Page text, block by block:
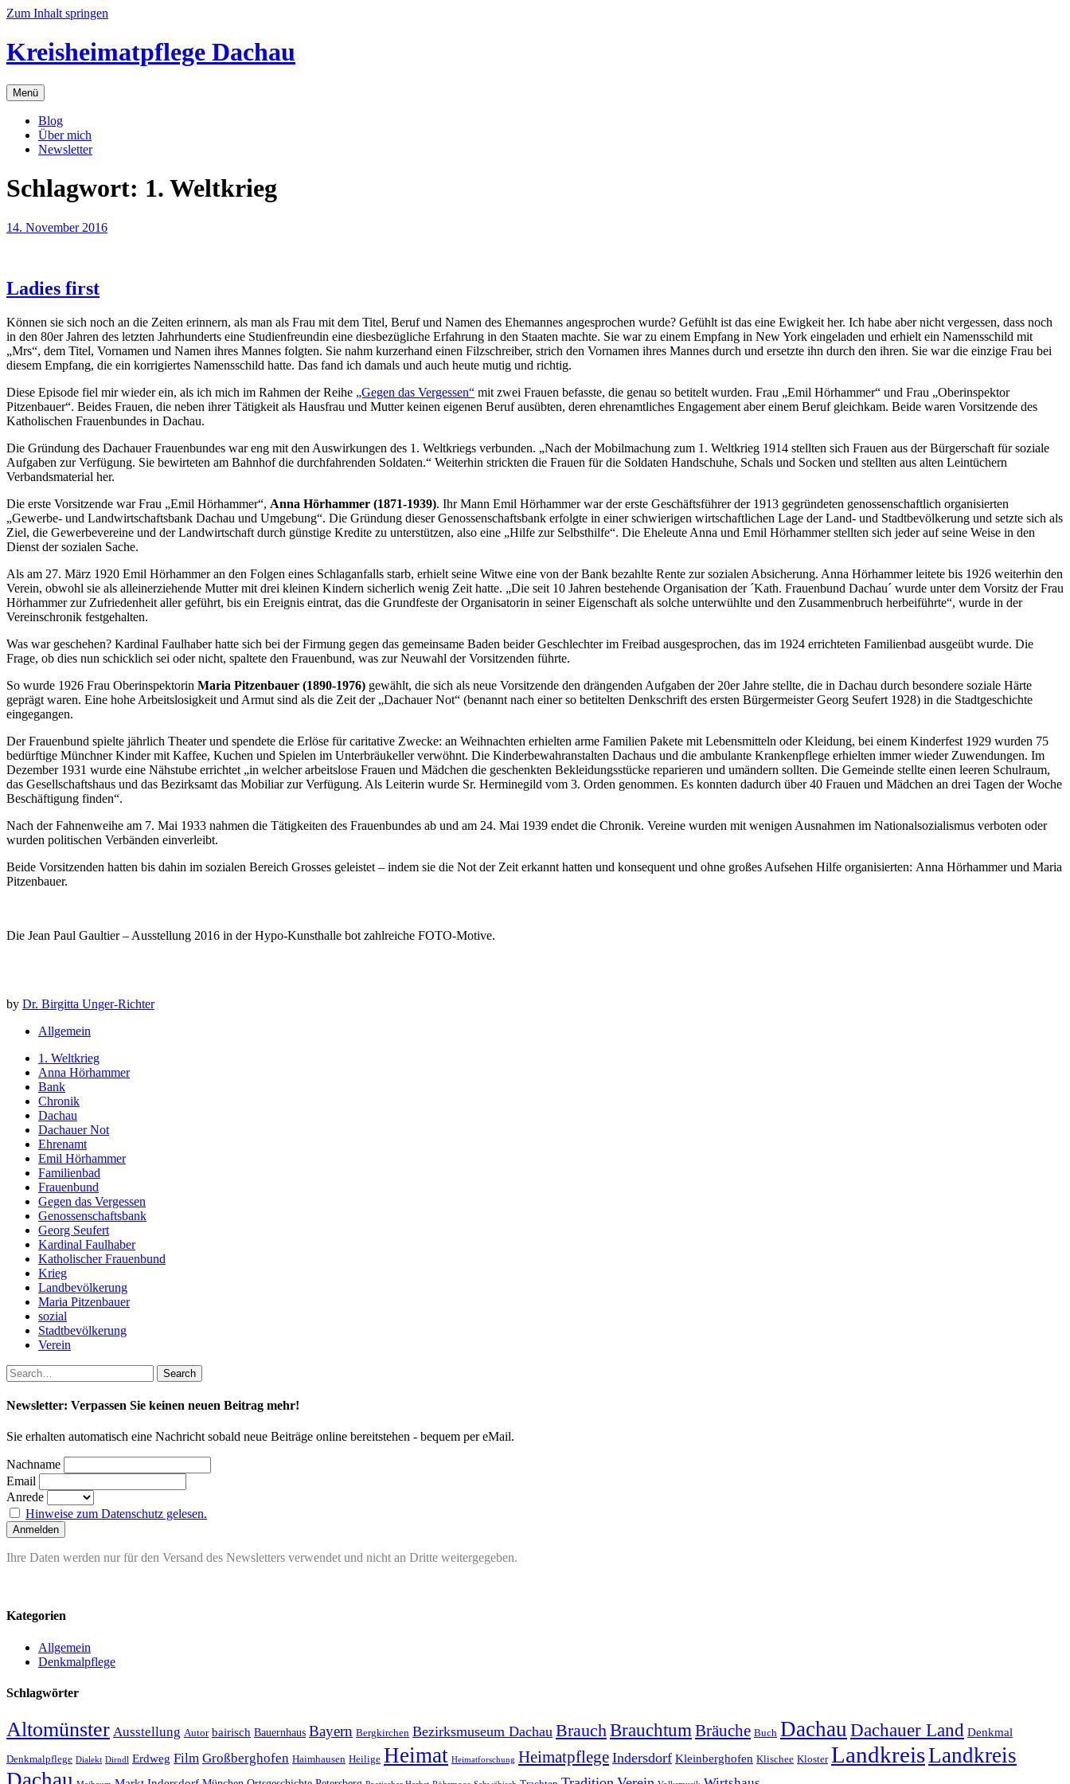
Zum Inhalt springen
Kreisheimatpflege Dachau
Menü
Blog
Über mich
Newsletter
Schlagwort: 1. Weltkrieg
14. November 2016
Ladies first
Können sie sich noch an die Zeiten erinnern, als man als Frau mit dem Titel, Beruf und Namen des Ehemannes angesprochen wurde? Gefühlt ist das eine Ewigkeit her. Ich habe aber nicht vergessen, dass noch
in den 80er Jahren des letzten Jahrhunderts eine Studienfreundin eine diesbezügliche Erfahrung in den Staaten machte. Sie war zu einem Empfang in New York eingeladen und erhielt ein Namensschild mit
„Mrs“, dem Titel, Vornamen und Namen ihres Mannes folgten. Sie nahm kurzerhand einen Filzschreiber, strich den Vornamen ihres Mannes durch und ersetzte ihn durch den ihren. Sie war die einzige Frau bei
diesem Empfang, die ein korrigiertes Namensschild hatte. Das fand ich damals und auch heute mutig und richtig.
Diese Episode fiel mir wieder ein, als ich mich im Rahmen der Reihe „Gegen das Vergessen“ mit zwei Frauen befasste, die genau so betitelt wurden. Frau „Emil Hörhammer“ und Frau „Oberinspektor
Pitzenbauer“. Beides Frauen, die neben ihrer Tätigkeit als Hausfrau und Mutter keinen eigenen Beruf ausübten, deren ehrenamtliches Engagement aber einem Beruf gleichkam. Beide waren Vorsitzende des
Katholischen Frauenbundes in Dachau.
Die Gründung des Dachauer Frauenbundes war eng mit den Auswirkungen des 1. Weltkriegs verbunden. „Nach der Mobilmachung zum 1. Weltkrieg 1914 stellten sich Frauen aus der Bürgerschaft für soziale
Aufgaben zur Verfügung. Sie bewirteten am Bahnhof die durchfahrenden Soldaten.“ Weiterhin strickten die Frauen für die Soldaten Handschuhe, Schals und Socken und stellten aus alten Leintüchern
Verbandsmaterial her.
Die erste Vorsitzende war Frau „Emil Hörhammer“, Anna Hörhammer (1871-1939). Ihr Mann Emil Hörhammer war der erste Geschäftsführer der 1913 gegründeten genossenschaftlich organisierten
„Gewerbe- und Landwirtschaftsbank Dachau und Umgebung“. Die Gründung dieser Genossenschaftsbank erfolgte in einer schwierigen wirtschaftlichen Lage der Land- und Stadtbevölkerung und setzte sich als
Ziel, die Gewerbevereine und der Landwirtschaft durch günstige Kredite zu unterstützen, also eine „Hilfe zur Selbsthilfe“. Die Eheleute Anna und Emil Hörhammer stellten sich jeder auf seine Weise in den
Dienst der sozialen Sache.
Als am 27. März 1920 Emil Hörhammer an den Folgen eines Schlaganfalls starb, erhielt seine Witwe eine von der Bank bezahlte Rente zur sozialen Absicherung. Anna Hörhammer leitete bis 1926 weiterhin den
Verein, obwohl sie als alleinerziehende Mutter mit drei kleinen Kindern sicherlich wenig Zeit hatte. „Die seit 10 Jahren bestehende Organisation der ´Kath. Frauenbund Dachau´ wurde unter dem Vorsitz der Frau
Hörhammer zur Zufriedenheit aller geführt, bis ein Ereignis eintrat, das die Grundfeste der Organisatorin in seiner Eigenschaft als solche unterwühlte und den Zusammenbruch herbeiführte“, wurde in der
Vereinschronik festgehalten.
Was war geschehen? Kardinal Faulhaber hatte sich bei der Firmung gegen das gemeinsame Baden beider Geschlechter im Freibad ausgesprochen, das im 1924 errichteten Familienbad ausgeübt wurde. Die
Frage, ob dies nun schicklich sei oder nicht, spaltete den Frauenbund, was zur Neuwahl der Vorsitzenden führte.
So wurde 1926 Frau Oberinspektorin Maria Pitzenbauer (1890-1976) gewählt, die sich als neue Vorsitzende den drängenden Aufgaben der 20er Jahre stellte, die in Dachau durch besondere soziale Härte
geprägt waren. Eine hohe Arbeitslosigkeit und Armut sind als die Zeit der „Dachauer Not“ (benannt nach einer so betitelten Denkschrift des ersten Bürgermeister Georg Seufert 1928) in die Stadtgeschichte
eingegangen.
Der Frauenbund spielte jährlich Theater und spendete die Erlöse für caritative Zwecke: an Weihnachten erhielten arme Familien Pakete mit Lebensmitteln oder Kleidung, bei einem Kinderfest 1929 wurden 75
bedürftige Münchner Kinder mit Kaffee, Kuchen und Spielen im Unterbräukeller verwöhnt. Die Kinderbewahranstalten Dachaus und die ambulante Krankenpflege erhielten immer wieder Zuwendungen. Im
Dezember 1931 wurde eine Nähstube errichtet „in welcher arbeitslose Frauen und Mädchen die geschenkten Bekleidungsstücke reparieren und umändern sollten. Die Gemeinde stellte einen leeren Schulraum,
das Gesellschaftshaus und das Bezirksamt das Mobiliar zur Verfügung. Als Leiterin wurde Sr. Herminegild vom 3. Orden genommen. Es konnten dadurch über 40 Frauen und Mädchen an drei Tagen der Woche
Beschäftigung finden“.
Nach der Fahnenweihe am 7. Mai 1933 nahmen die Tätigkeiten des Frauenbundes ab und am 24. Mai 1939 endet die Chronik. Vereine wurden mit wenigen Ausnahmen im Nationalsozialismus verboten oder
wurden politischen Verbänden einverleibt.
Beide Vorsitzenden hatten bis dahin im sozialen Bereich Grosses geleistet – indem sie die Not der Zeit erkannt hatten und konsequent und ohne großes Aufsehen Hilfe organisierten: Anna Hörhammer und Maria
Pitzenbauer.
Die Jean Paul Gaultier – Ausstellung 2016 in der Hypo-Kunsthalle bot zahlreiche FOTO-Motive.
by Dr. Birgitta Unger-Richter
Allgemein
1. Weltkrieg
Anna Hörhammer
Bank
Chronik
Dachau
Dachauer Not
Ehrenamt
Emil Hörhammer
Familienbad
Frauenbund
Gegen das Vergessen
Genossenschaftsbank
Georg Seufert
Kardinal Faulhaber
Katholischer Frauenbund
Krieg
Landbevölkerung
Maria Pitzenbauer
sozial
Stadtbevölkerung
Verein
Newsletter: Verpassen Sie keinen neuen Beitrag mehr!
Sie erhalten automatisch eine Nachricht sobald neue Beiträge online bereitstehen - bequem per eMail.
Nachname
Email
Anrede
Hinweise zum Datenschutz gelesen.
Ihre Daten werden nur für den Versand des Newsletters verwendet und nicht an Dritte weitergegeben.
Kategorien
Allgemein
Denkmalpflege
Schlagwörter
Altomünster Ausstellung Autor bairisch Bauernhaus Bayern Bergkirchen Bezirksmuseum Dachau BrauchBrauchtumBräuche Buch Dachau Dachauer Land Denkmal
Denkmalpflege Dialekt Dirndl Erdweg Film Großberghofen Haimhausen Heilige Heimat Heimatforschung Heimatpflege Indersdorf Kleinberghofen Klischee Kloster LandkreisLandkreis